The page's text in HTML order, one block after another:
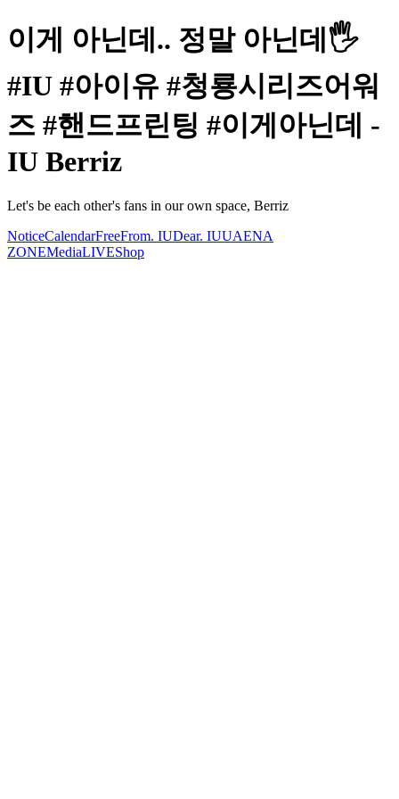
이게 아닌데.. 정말 아닌데🖐
#IU #아이유 #청룡시리즈어워
즈 #핸드프린팅 #이게아닌데 -
IU Berriz
Let's be each other's fans in our own space, Berriz
NoticeCalendarFreeFrom. IUDear. IUUAENA
ZONEMediaLIVEShop